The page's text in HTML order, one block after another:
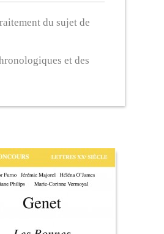
du sujet de
et des